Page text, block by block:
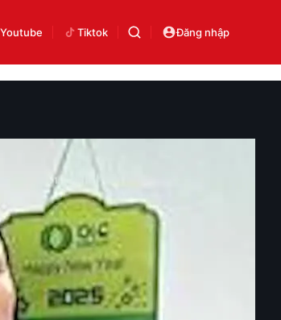
Youtube Tiktok Đăng nhập